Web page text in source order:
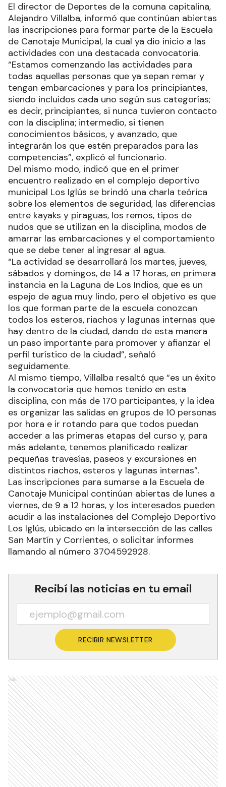
El director de Deportes de la comuna capitalina,
Alejandro Villalba, informó que continúan abiertas
las inscripciones para formar parte de la Escuela
de Canotaje Municipal, la cual ya dio inicio a las
actividades con una destacada convocatoria.
“Estamos comenzando las actividades para
todas aquellas personas que ya sepan remar y
tengan embarcaciones y para los principiantes,
siendo incluidos cada uno según sus categorías;
es decir, principiantes, si nunca tuvieron contacto
con la disciplina; intermedio, si tienen
conocimientos básicos, y avanzado, que
integrarán los que estén preparados para las
competencias”, explicó el funcionario.
Del mismo modo, indicó que en el primer
encuentro realizado en el complejo deportivo
municipal Los Iglús se brindó una charla teórica
sobre los elementos de seguridad, las diferencias
entre kayaks y piraguas, los remos, tipos de
nudos que se utilizan en la disciplina, modos de
amarrar las embarcaciones y el comportamiento
que se debe tener al ingresar al agua.
“La actividad se desarrollará los martes, jueves,
sábados y domingos, de 14 a 17 horas, en primera
instancia en la Laguna de Los Indios, que es un
espejo de agua muy lindo, pero el objetivo es que
los que forman parte de la escuela conozcan
todos los esteros, riachos y lagunas internas que
hay dentro de la ciudad, dando de esta manera
un paso importante para promover y afianzar el
perfil turístico de la ciudad”, señaló
seguidamente.
Al mismo tiempo, Villalba resaltó que “es un éxito
la convocatoria que hemos tenido en esta
disciplina, con más de 170 participantes, y la idea
es organizar las salidas en grupos de 10 personas
por hora e ir rotando para que todos puedan
acceder a las primeras etapas del curso y, para
más adelante, tenemos planificado realizar
pequeñas travesías, paseos y excursiones en
distintos riachos, esteros y lagunas internas”.
Las inscripciones para sumarse a la Escuela de
Canotaje Municipal continúan abiertas de lunes a
viernes, de 9 a 12 horas, y los interesados pueden
acudir a las instalaciones del Complejo Deportivo
Los Iglús, ubicado en la intersección de las calles
San Martín y Corrientes, o solicitar informes
llamando al número 3704592928.
Recibí las noticias en tu email
RECIBIR NEWSLETTER
Ads